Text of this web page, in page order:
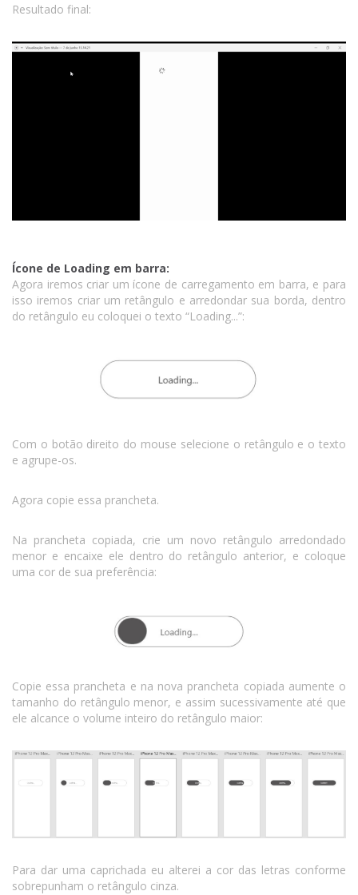
Resultado final:
Ícone de Loading em barra:
Agora iremos criar um ícone de carregamento em barra, e para
isso iremos criar um retângulo e arredondar sua borda, dentro
do retângulo eu coloquei o texto “Loading...”:
Com o botão direito do mouse selecione o retângulo e o texto
e agrupe-os.
Agora copie essa prancheta.
Na prancheta copiada, crie um novo retângulo arredondado
menor e encaixe ele dentro do retângulo anterior, e coloque
uma cor de sua preferência:
Copie essa prancheta e na nova prancheta copiada aumente o
tamanho do retângulo menor, e assim sucessivamente até que
ele alcance o volume inteiro do retângulo maior:
Para dar uma caprichada eu alterei a cor das letras conforme
sobrepunham o retângulo cinza.